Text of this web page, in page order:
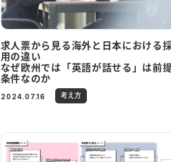
求人票から見る海外と日本における
用の違い
なぜ欧州では「英語が話せる」は前
条件なのか
2024.07.16 考え方